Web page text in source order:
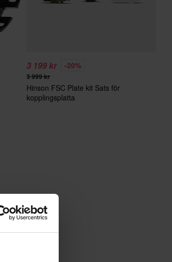
3 199 kr -20%
3 999 kr
Hinson FSC Plate kit Sats för
kopplingsplatta